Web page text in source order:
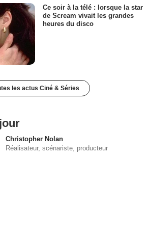
Ce soir à la télé : lorsque la star
de Scream vivait les grandes
heures du disco
les actus Ciné & Séries
Christopher Nolan
Réalisateur, scénariste, producteur